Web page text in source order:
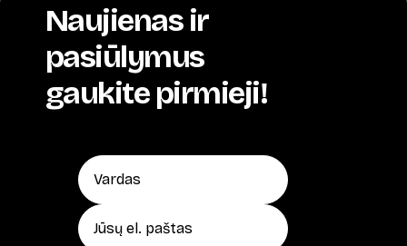
Naujienas ir
pasiūlymus
gaukite pirmieji!